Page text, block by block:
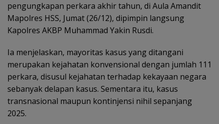
pengungkapan perkara akhir tahun, di Aula Amandit
Mapolres HSS, Jumat (26/12), dipimpin langsung
Kapolres AKBP Muhammad Yakin Rusdi.
Ia menjelaskan, mayoritas kasus yang ditangani
merupakan kejahatan konvensional dengan jumlah 111
perkara, disusul kejahatan terhadap kekayaan negara
sebanyak delapan kasus. Sementara itu, kasus
transnasional maupun kontinjensi nihil sepanjang
2025.